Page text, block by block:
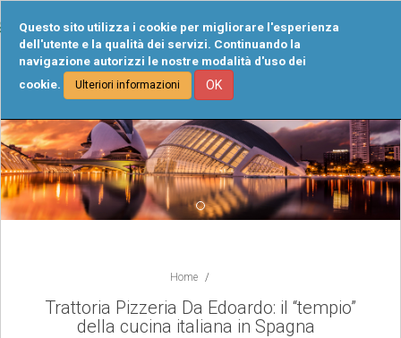
Questo sito utilizza i cookie per migliorare l'esperienza
dell'utente e la qualità dei servizi. Continuando la
navigazione autorizzi le nostre modalità d'uso dei
cookie.
Ulteriori informazioni OK
Home
Trattoria Pizzeria Da Edoardo: il “tempio”
della cucina italiana in Spagna